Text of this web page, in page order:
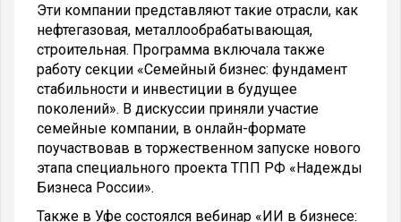
Эти компании представляют такие отрасли, как
нефтегазовая, металлообрабатывающая,
строительная. Программа включала также
работу секции «Семейный бизнес: фундамент
стабильности и инвестиции в будущее
поколений». В дискуссии приняли участие
семейные компании, в онлайн-формате
поучаствовав в торжественном запуске нового
этапа специального проекта ТПП РФ «Надежды
Бизнеса России».
Также в Уфе состоялся вебинар «ИИ в бизнесе: